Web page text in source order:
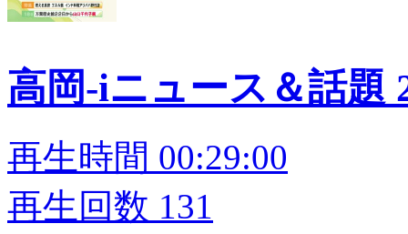
高岡-iニュース＆話題
再生時間 00:29:00
再生回数 131